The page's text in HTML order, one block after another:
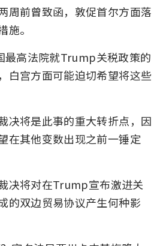
周前曾致函，敦促首尔方面落
施。
最高法院就Trump关税政策的
白宫方面可能迫切希望将这些
决将是此事的重大转折点，因
在其他变数出现之前一锤定
决将对在Trump宣布激进关
的双边贸易协议产生何种影